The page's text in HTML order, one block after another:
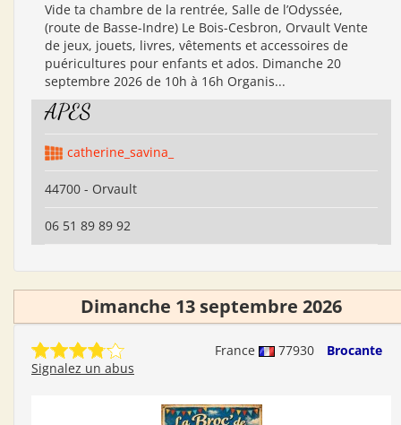
Vide ta chambre de la rentrée, Salle de l’Odyssée,
(route de Basse-Indre) Le Bois-Cesbron, Orvault Vente
de jeux, jouets, livres, vêtements et accessoires de
puéricultures pour enfants et ados. Dimanche 20
septembre 2026 de 10h à 16h Organis...
APES
catherine_savina_
44700 - Orvault
06 51 89 89 92
Dimanche 13 septembre 2026
France 77930
Brocante
Signalez un abus